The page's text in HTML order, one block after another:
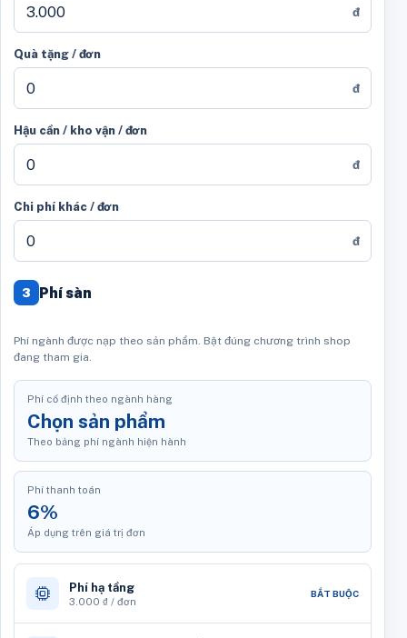
đ
Quà tặng / đơn
đ
Hậu cần / kho vận / đơn
đ
Chi phí khác / đơn
đ
3 Phí sàn
Phí ngành được nạp theo sản phẩm. Bật đúng chương trình shop
đang tham gia.
Phí cố định theo ngành hàng
Chọn sản phẩm
Theo bảng phí ngành hiện hành
Phí thanh toán
6%
Áp dụng trên giá trị đơn
Phí hạ tầng
3.000 ₫ / đơn
BẮT BUỘC